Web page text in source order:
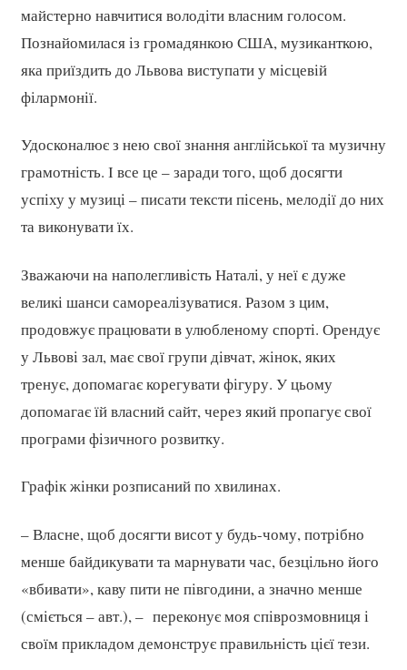
майстерно навчитися володіти власним голосом.
Познайомилася із громадянкою США, музиканткою,
яка приїздить до Львова виступати у місцевій
філармонії.
Удосконалює з нею свої знання англійської та музичну
грамотність. І все це – заради того, щоб досягти
успіху у музиці – писати тексти пісень, мелодії до них
та виконувати їх.
Зважаючи на наполегливість Наталі, у неї є дуже
великі шанси самореалізуватися. Разом з цим,
продовжує працювати в улюбленому спорті. Орендує
у Львові зал, має свої групи дівчат, жінок, яких
тренує, допомагає корегувати фігуру. У цьому
допомагає їй власний сайт, через який пропагує свої
програми фізичного розвитку.
Графік жінки розписаний по хвилинах.
– Власне, щоб досягти висот у будь-чому, потрібно
менше байдикувати та марнувати час, безцільно його
«вбивати», каву пити не півгодини, а значно менше
(сміється – авт.), – переконує моя співрозмовниця і
своїм прикладом демонструє правильність цієї тези.